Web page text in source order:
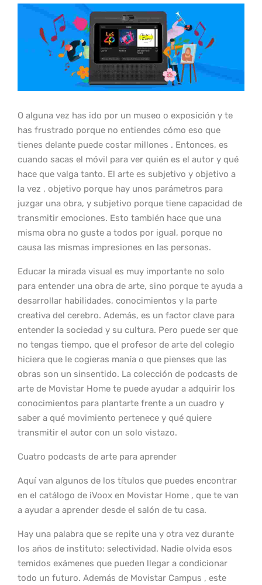
O alguna vez has ido por un museo o exposición y te
has frustrado porque no entiendes cómo eso que
tienes delante puede costar millones . Entonces, es
cuando sacas el móvil para ver quién es el autor y qué
hace que valga tanto. El arte es subjetivo y objetivo a
la vez , objetivo porque hay unos parámetros para
juzgar una obra, y subjetivo porque tiene capacidad de
transmitir emociones. Esto también hace que una
misma obra no guste a todos por igual, porque no
causa las mismas impresiones en las personas.
Educar la mirada visual es muy importante no solo
para entender una obra de arte, sino porque te ayuda a
desarrollar habilidades, conocimientos y la parte
creativa del cerebro. Además, es un factor clave para
entender la sociedad y su cultura. Pero puede ser que
no tengas tiempo, que el profesor de arte del colegio
hiciera que le cogieras manía o que pienses que las
obras son un sinsentido. La colección de podcasts de
arte de Movistar Home te puede ayudar a adquirir los
conocimientos para plantarte frente a un cuadro y
saber a qué movimiento pertenece y qué quiere
transmitir el autor con un solo vistazo.
Cuatro podcasts de arte para aprender
Aquí van algunos de los títulos que puedes encontrar
en el catálogo de iVoox en Movistar Home , que te van
a ayudar a aprender desde el salón de tu casa.
Hay una palabra que se repite una y otra vez durante
los años de instituto: selectividad. Nadie olvida esos
temidos exámenes que pueden llegar a condicionar
todo un futuro. Además de Movistar Campus , este